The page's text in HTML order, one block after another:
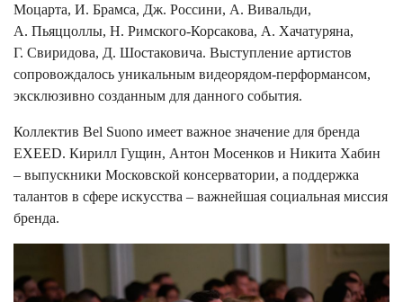
Моцарта, И. Брамса, Дж. Россини, А. Вивальди,
А. Пьяццоллы, Н. Римского-Корсакова, А. Хачатуряна,
Г. Свиридова, Д. Шостаковича. Выступление артистов
сопровождалось уникальным видеорядом-перформансом,
эксклюзивно созданным для данного события.
Коллектив Bel Suono имеет важное значение для бренда
EXEED. Кирилл Гущин, Антон Мосенков и Никита Хабин
– выпускники Московской консерватории, а поддержка
талантов в сфере искусства – важнейшая социальная миссия
бренда.